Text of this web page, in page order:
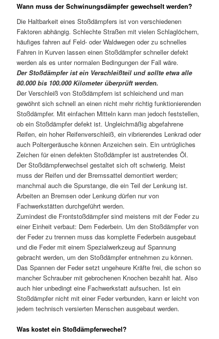
Wann muss der Schwinungsdämpfer gewechselt werden?
Die Haltbarkeit eines Stoßdämpfers ist von verschiedenen
Faktoren abhängig. Schlechte Straßen mit vielen Schlaglöchern,
häufiges fahren auf Feld- oder Waldwegen oder zu schnelles
Fahren in Kurven lassen einen Stoßdämpfer schneller defekt
werden als es unter normalen Bedingungen der Fall wäre.
Der Stoßdämpfer ist ein Verschleißteil und sollte etwa alle
80.000 bis 100.000 Kilometer überprüft werden.
Der Verschleiß von Stoßdämpfern ist schleichend und man
gewöhnt sich schnell an einen nicht mehr richtig funktionierenden
Stoßdämpfer. Mit einfachen Mitteln kann man jedoch feststellen,
ob ein Stoßdämpfer defekt ist. Ungleichmäßig abgefahrene
Reifen, ein hoher Reifenverschleiß, ein vibrierendes Lenkrad oder
auch Poltergeräusche können Anzeichen sein. Ein untrügliches
Zeichen für einen defekten Stoßdämpfer ist austretendes Öl.
Der Stoßdämpferwechsel gestaltet sich oft schwierig. Meist
muss der Reifen und der Bremssattel demontiert werden;
manchmal auch die Spurstange, die ein Teil der Lenkung ist.
Arbeiten an Bremsen oder Lenkung dürfen nur von
Fachwerkstätten durchgeführt werden.
Zumindest die Frontstoßdämpfer sind meistens mit der Feder zu
einer Einheit verbaut: Dem Federbein. Um den Stoßdämpfer von
der Feder zu trennen muss das komplette Federbein ausgebaut
und die Feder mit einem Spezialwerkzeug auf Spannung
gebracht werden, um den Stoßdämpfer entnehmen zu können.
Das Spannen der Feder setzt ungeheure Kräfte frei, die schon so
mancher Schrauber mit gebrochenen Knochen bezahlt hat. Also
auch hier unbedingt eine Fachwerkstatt aufsuchen. Ist ein
Stoßdämpfer nicht mit einer Feder verbunden, kann er leicht von
jedem technisch versierten Menschen ausgebaut werden.
Was kostet ein Stoßdämpferwechel?